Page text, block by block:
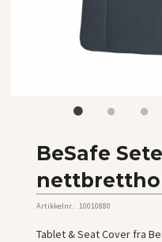
BeSafe
Artikkelnr.: 10010880
Tablet & Seat Cover fra